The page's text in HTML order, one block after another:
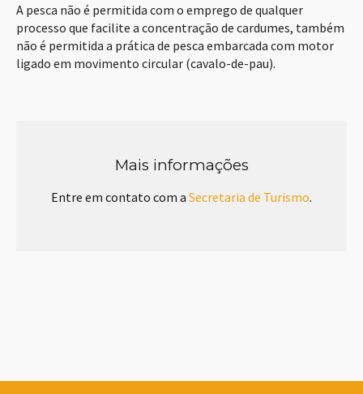
A pesca não é permitida com o emprego de qualquer
processo que facilite a concentração de cardumes, também
não é permitida a prática de pesca embarcada com motor
ligado em movimento circular (cavalo-de-pau).
Mais informações
Entre em contato com a Secretaria de Turismo.